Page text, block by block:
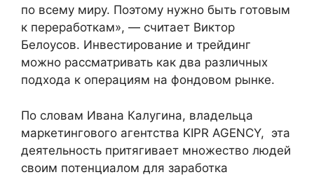
по всему миру. Поэтому нужно быть готовым
к переработкам», — считает Виктор
Белоусов. Инвестирование и трейдинг
можно рассматривать как два различных
подхода к операциям на фондовом рынке.
По словам Ивана Калугина, владельца
маркетингового агентства KIPR AGENCY, эта
деятельность притягивает множество людей
своим потенциалом для заработка